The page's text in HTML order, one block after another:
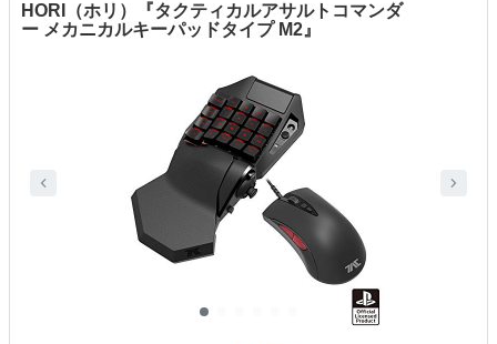
HORI（ホリ）『タクティカルアサルトコマンダ
ー メカニカルキーパッドタイプ M2』